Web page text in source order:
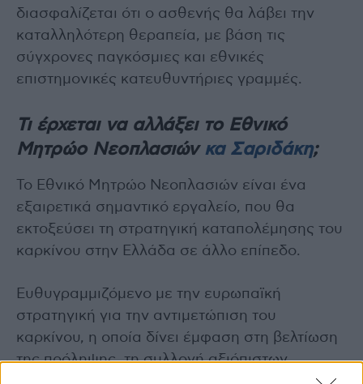
διασφαλίζεται ότι ο ασθενής θα λάβει την
καταλληλότερη θεραπεία, με βάση τις
σύγχρονες παγκόσμιες και εθνικές
επιστημονικές κατευθυντήριες γραμμές.
Τι έρχεται να αλλάξει το Εθνικό
Μητρώο Νεοπλασιών κα Σαριδάκη;
Το Εθνικό Μητρώο Νεοπλασιών είναι ένα
εξαιρετικά σημαντικό εργαλείο, που θα
εκτοξεύσει τη στρατηγική καταπολέμησης του
καρκίνου στην Ελλάδα σε άλλο επίπεδο.
Ευθυγραμμιζόμενο με την ευρωπαϊκή
στρατηγική για την αντιμετώπιση του
καρκίνου, η οποία δίνει έμφαση στη βελτίωση
της πρόληψης, τη συλλογή αξιόπιστων